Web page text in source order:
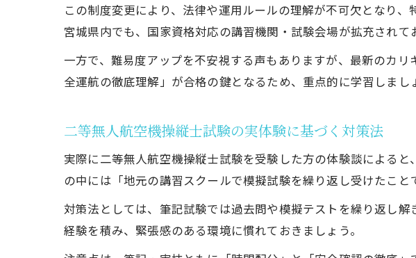
免許不要となる条
二等無人航空
250g以下の
100g以上で必
二等無人航空
この制度変更により、法律や運用ルールの理解が不可欠となり
宮城県内でも、国家資格対応の講習機関・試験会場が拡充されて
一方で、難易度アップを不安視する声もありますが、最新のカ
全運航の徹底理解」が合格の鍵となるため、重点的に学習しまし
二等無人航空機操縦士試験の実体験に基づく対策法
実際に二等無人航空機操縦士試験を受験した方の体験談による
の中には「地元の講習スクールで模擬試験を繰り返し受けたこ
対策法としては、筆記試験では過去問や模擬テストを繰り返し
経験を積み、緊張感のある環境に慣れておきましょう。